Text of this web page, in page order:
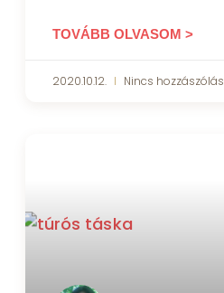
TOVÁBB OLVASOM >
2020.10.12. Nincs hozzászólás